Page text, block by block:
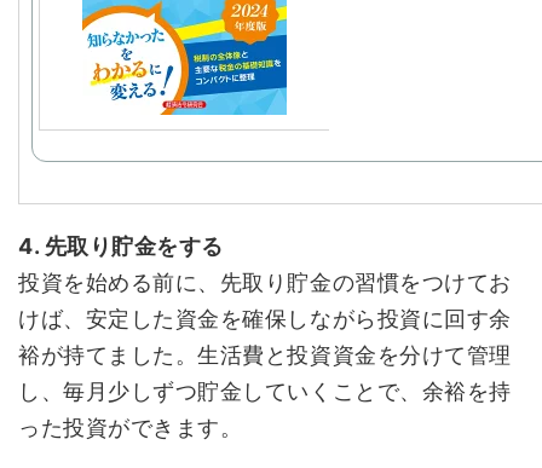
4. 先取り貯金をする
投資を始める前に、先取り貯金の習慣をつけてお
けば、安定した資金を確保しながら投資に回す余
裕が持てました。生活費と投資資金を分けて管理
し、毎月少しずつ貯金していくことで、余裕を持
った投資ができます。